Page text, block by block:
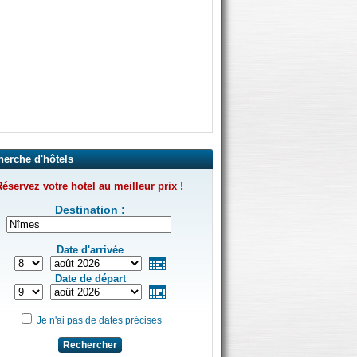
d'hôtels
votre hotel au meilleur prix !
Destination :
Date d'arrivée
Date de départ
Je n'ai pas de dates précises
Rechercher